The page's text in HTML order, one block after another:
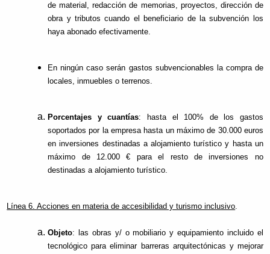
de material, redacción de memorias, proyectos, dirección de
obra y tributos cuando el beneficiario de la subvención los
haya abonado efectivamente.
En ningún caso serán gastos subvencionables la compra de
locales, inmuebles o terrenos.
Porcentajes y cuantías: hasta el 100% de los gastos
soportados por la empresa hasta un máximo de 30.000 euros
en inversiones destinadas a alojamiento turístico y hasta un
máximo de 12.000 € para el resto de inversiones no
destinadas a alojamiento turístico.
Línea 6. Acciones en materia de accesibilidad y turismo inclusivo.
Objeto: las obras y/ o mobiliario y equipamiento incluido el
tecnológico para eliminar barreras arquitectónicas y mejorar